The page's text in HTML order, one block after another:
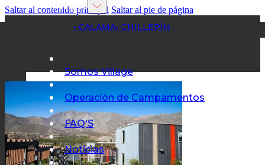
Saltar al contenido principal Saltar al pie de página
Hoteles
• CALAMA• CHILLEPÍN
Somos Village
Operación de Campamentos
FAQ'S
Noticias